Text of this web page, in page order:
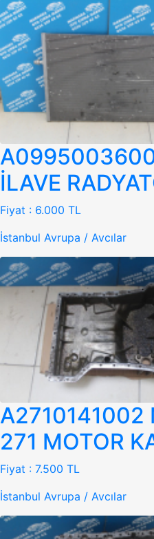
A0995003600
İLAVE
Fiyat : 6.000 TL
İstanbul Avrupa / Avcılar
A2710141002
271 MOTOR
Fiyat : 7.500 TL
İstanbul Avrupa / Avcılar